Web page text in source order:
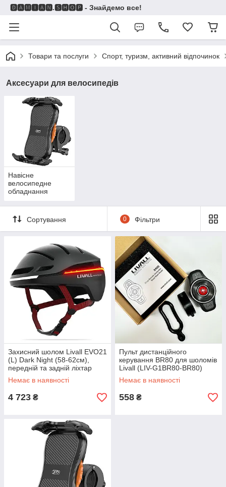
🅳🅰🅼🅸🅰🅽.🆂🅷🅾🅿 - Знайдемо все!
Товари та послуги Спорт, туризм, активний відпочинок
Аксесуари для велосипедів
Навісне
велосипедне
обладнання
Сортування 0 Фільтри
Захисний шолом Livall EVO21
(L) Dark Night (58-62см),
передній та задній ліхтар
поворотів та стопів, додаток,
Bluetooth, пульт
Немає в наявності
4 723 ₴
Пульт дистанційного
керування BR80 для шоломів
Livall (LIV-G1BR80-BR80)
Немає в наявності
558 ₴